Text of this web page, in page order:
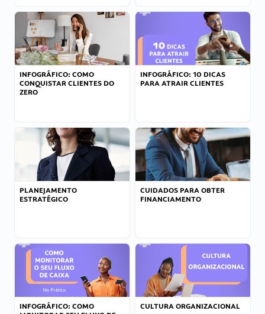
INFOGRÁFICO: COMO
CONQUISTAR CLIENTES DO
ZERO
INFOGRÁFICO: 10 DICAS
PARA ATRAIR CLIENTES
PLANEJAMENTO
ESTRATÉGICO
CUIDADOS PARA OBTER
FINANCIAMENTO
INFOGRÁFICO: COMO
CULTURA ORGANIZACIONAL